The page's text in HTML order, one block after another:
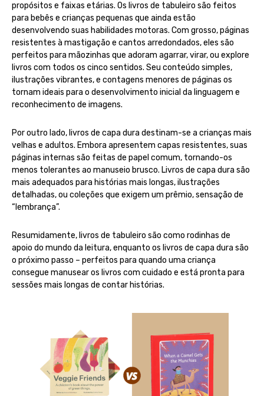
propósitos e faixas etárias. Os livros de tabuleiro são feitos
para bebês e crianças pequenas que ainda estão
desenvolvendo suas habilidades motoras. Com grosso, páginas
resistentes à mastigação e cantos arredondados, eles são
perfeitos para mãozinhas que adoram agarrar, virar, ou explore
livros com todos os cinco sentidos. Seu conteúdo simples,
ilustrações vibrantes, e contagens menores de páginas os
tornam ideais para o desenvolvimento inicial da linguagem e
reconhecimento de imagens.
Por outro lado, livros de capa dura destinam-se a crianças mais
velhas e adultos. Embora apresentem capas resistentes, suas
páginas internas são feitas de papel comum, tornando-os
menos tolerantes ao manuseio brusco. Livros de capa dura são
mais adequados para histórias mais longas, ilustrações
detalhadas, ou coleções que exigem um prêmio, sensação de
“lembrança”.
Resumidamente, livros de tabuleiro são como rodinhas de
apoio do mundo da leitura, enquanto os livros de capa dura são
o próximo passo – perfeitos para quando uma criança
consegue manusear os livros com cuidado e está pronta para
sessões mais longas de contar histórias.